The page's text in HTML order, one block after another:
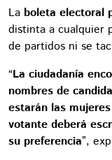
La boleta electoral
distinta a cualquier
de partidos ni se
“La ciudadanía
nombres de
estarán las
votante deberá
su preferencia”,